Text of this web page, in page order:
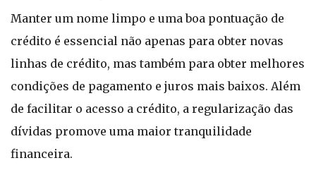
Manter um nome limpo e uma boa pontuação de
crédito é essencial não apenas para obter novas
linhas de crédito, mas também para obter melhores
condições de pagamento e juros mais baixos. Além
de facilitar o acesso a crédito, a regularização das
dívidas promove uma maior tranquilidade
financeira.